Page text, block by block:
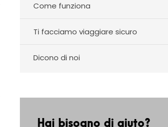
Come funziona
Ti facciamo viaggiare sicuro
Dicono di noi
Hai bisogno di aiuto?